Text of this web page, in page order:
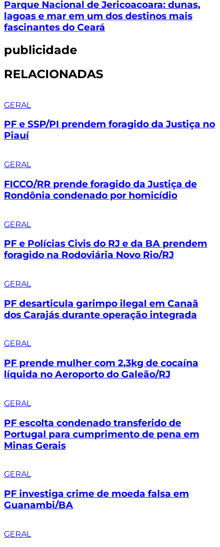
Parque Nacional de Jericoacoara: dunas,
lagoas e mar em um dos destinos mais
fascinantes do Ceará
publicidade
RELACIONADAS
GERAL
PF e SSP/PI prendem foragido da Justiça no
Piauí
GERAL
FICCO/RR prende foragido da Justiça de
Rondônia condenado por homicídio
GERAL
PF e Polícias Civis do RJ e da BA prendem
foragido na Rodoviária Novo Rio/RJ
GERAL
PF desarticula garimpo ilegal em Canaã
dos Carajás durante operação integrada
GERAL
PF prende mulher com 2,3kg de cocaína
líquida no Aeroporto do Galeão/RJ
GERAL
PF escolta condenado transferido de
Portugal para cumprimento de pena em
Minas Gerais
GERAL
PF investiga crime de moeda falsa em
Guanambi/BA
GERAL